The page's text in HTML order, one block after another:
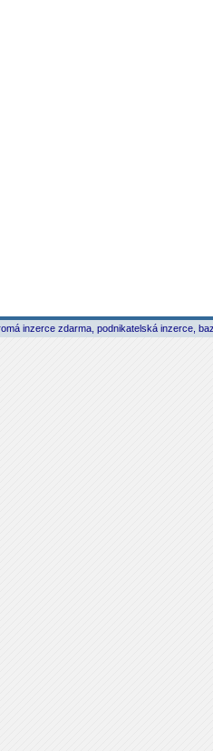
inzerce zdarma, podnikatelská inzerce,